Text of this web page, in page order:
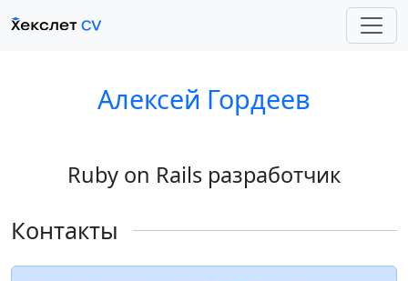
Алексей Гордеев
Ruby on Rails разработчик
Контакты